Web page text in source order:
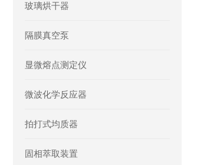
玻璃烘干器
隔膜真空泵
显微熔点测定仪
微波化学反应器
拍打式均质器
固相萃取装置